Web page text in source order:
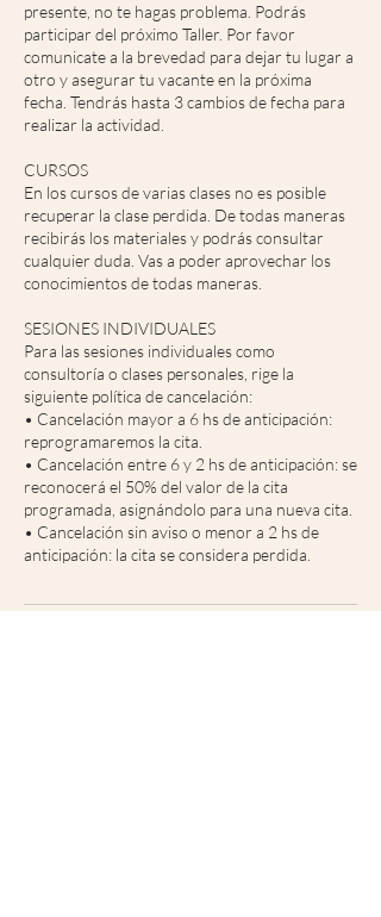
presente, no te hagas problema. Podrás
participar del próximo Taller. Por favor
comunicate a la brevedad para dejar tu lugar a
otro y asegurar tu vacante en la próxima
fecha. Tendrás hasta 3 cambios de fecha para
realizar la actividad.
CURSOS
En los cursos de varias clases no es posible
recuperar la clase perdida. De todas maneras
recibirás los materiales y podrás consultar
cualquier duda. Vas a poder aprovechar los
conocimientos de todas maneras.
SESIONES INDIVIDUALES
Para las sesiones individuales como
consultoría o clases personales, rige la
siguiente política de cancelación:
• Cancelación mayor a 6 hs de anticipación:
reprogramaremos la cita.
• Cancelación entre 6 y 2 hs de anticipación: se
reconocerá el 50% del valor de la cita
programada, asignándolo para una nueva cita.
• Cancelación sin aviso o menor a 2 hs de
anticipación: la cita se considera perdida.